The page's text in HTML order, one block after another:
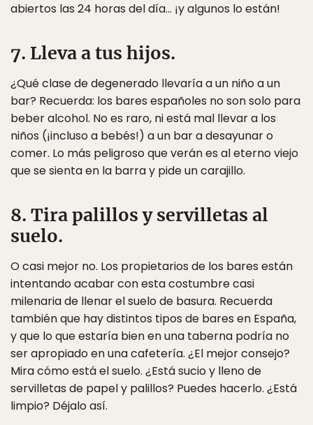
abiertos las 24 horas del día… ¡y algunos lo están!
7. Lleva a tus hijos.
¿Qué clase de degenerado llevaría a un niño a un
bar? Recuerda: los bares españoles no son solo para
beber alcohol. No es raro, ni está mal llevar a los
niños (¡incluso a bebés!) a un bar a desayunar o
comer. Lo más peligroso que verán es al eterno viejo
que se sienta en la barra y pide un carajillo.
8. Tira palillos y servilletas al
suelo.
O casi mejor no. Los propietarios de los bares están
intentando acabar con esta costumbre casi
milenaria de llenar el suelo de basura. Recuerda
también que hay distintos tipos de bares en España,
y que lo que estaría bien en una taberna podría no
ser apropiado en una cafetería. ¿El mejor consejo?
Mira cómo está el suelo. ¿Está sucio y lleno de
servilletas de papel y palillos? Puedes hacerlo. ¿Está
limpio? Déjalo así.